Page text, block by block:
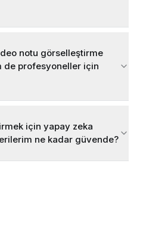
notu görselleştirme
de profesyoneller için
için yapay zeka
ne kadar güvende?